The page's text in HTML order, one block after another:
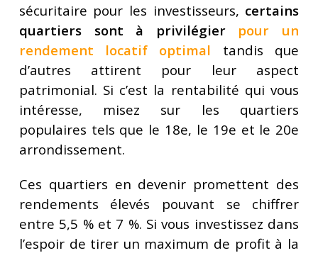
sécuritaire pour les investisseurs, certains
quartiers sont à privilégier pour un
rendement locatif optimal tandis que
d’autres attirent pour leur aspect
patrimonial. Si c’est la rentabilité qui vous
intéresse, misez sur les quartiers
populaires tels que le 18e, le 19e et le 20e
arrondissement.
Ces quartiers en devenir promettent des
rendements élevés pouvant se chiffrer
entre 5,5 % et 7 %. Si vous investissez dans
l’espoir de tirer un maximum de profit à la